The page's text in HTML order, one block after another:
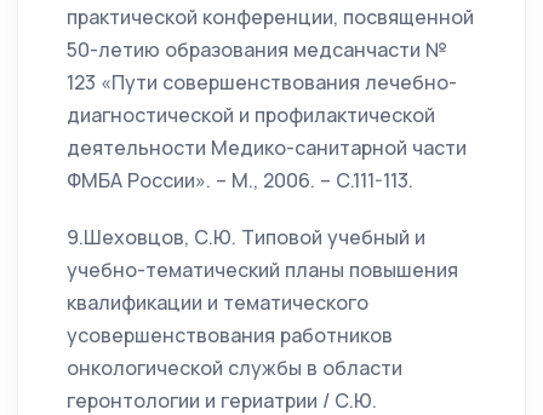
практической конференции, посвященной
50-летию образования медсанчасти №
123 «Пути совершенствования лечебно-
диагностической и профилактической
деятельности Медико-санитарной части
ФМБА России». – М., 2006. – С.111-113.
9.Шеховцов, С.Ю. Типовой учебный и
учебно-тематический планы повышения
квалификации и тематического
усовершенствования работников
онкологической службы в области
геронтологии и гериатрии / С.Ю.